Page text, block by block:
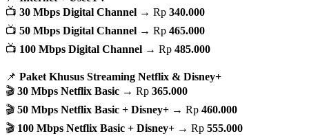
📺 30 Mbps Digital Channel → Rp 340.000
📺 50 Mbps Digital Channel → Rp 465.000
📺 100 Mbps Digital Channel → Rp 485.000
📌 Paket Khusus Streaming Netflix & Disney+
🎬 30 Mbps Netflix Basic → Rp 365.000
🎬 50 Mbps Netflix Basic + Disney+ → Rp 460.000
🎬 100 Mbps Netflix Basic + Disney+ → Rp 555.000